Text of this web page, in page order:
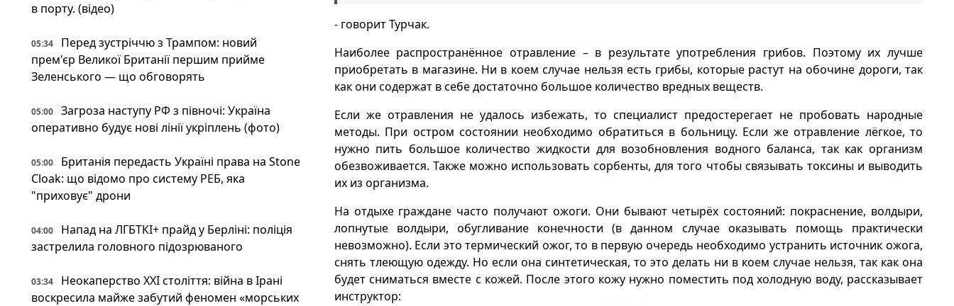
в порту. (відео)
05:34
Перед зустріччю з Трампом: новий
прем'єр Великої Британії першим прийме
Зеленського — що обговорять
05:00
Загроза наступу РФ з півночі: Україна
оперативно будує нові лінії укріплень (фото)
05:00
Британія передасть Україні права на Stone
Cloak: що відомо про систему РЕБ, яка
"приховує" дрони
04:00
Напад на ЛГБТКІ+ прайд у Берліні: поліція
застрелила головного підозрюваного
03:34
Неокаперство XXI століття: війна в Ірані
воскресила майже забутий феномен «морських
- говорит Турчак.
Наиболее распространённое отравление – в результате употребления грибов. Поэтому их лучше
приобретать в магазине. Ни в коем случае нельзя есть грибы, которые растут на обочине дороги, так
как они содержат в себе достаточно большое количество вредных веществ.
Если же отравления не удалось избежать, то специалист предостерегает не пробовать народные
методы. При остром состоянии необходимо обратиться в больницу. Если же отравление лёгкое, то
нужно пить большое количество жидкости для возобновления водного баланса, так как организм
обезвоживается. Также можно использовать сорбенты, для того чтобы связывать токсины и выводить
их из организма.
На отдыхе граждане часто получают ожоги. Они бывают четырёх состояний: покраснение, волдыри,
лопнутые волдыри, обугливание конечности (в данном случае оказывать помощь практически
невозможно). Если это термический ожог, то в первую очередь необходимо устранить источник ожога,
снять тлеющую одежду. Но если она синтетическая, то это делать ни в коем случае нельзя, так как она
будет сниматься вместе с кожей. После этого кожу нужно поместить под холодную воду, рассказывает
инструктор: